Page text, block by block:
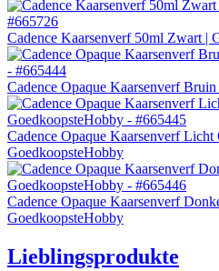
Cadence Kaarsenverf 50ml Zwart |
Cadence Opaque Kaarsenverf
Cadence Opaque Kaarsenverf Licht
GoedkoopsteHobby
Cadence Opaque Kaarsenverf
GoedkoopsteHobby
Lieblingsprodukte